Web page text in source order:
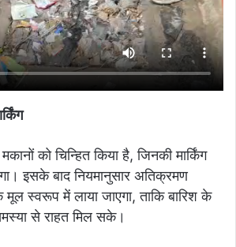
को चिन्हित किया है, जिनकी मार्किंग
इसके बाद नियमानुसार अतिक्रमण
स्वरूप में लाया जाएगा, ताकि बारिश के
से राहत मिल सके।